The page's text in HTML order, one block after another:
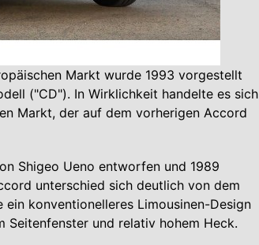
Markt wurde 1993 vorgestellt
("CD"). In Wirklichkeit handelte es sich
Markt, der auf dem vorherigen Accord
Shigeo Ueno entworfen und 1989
unterschied sich deutlich von dem
konventionelleres Limousinen-Design
und relativ hohem Heck.